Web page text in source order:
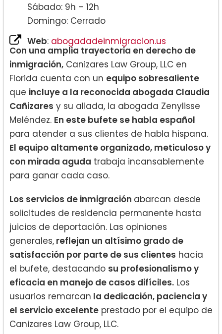
Sábado: 9h – 12h
Domingo: Cerrado
Web: abogadadeinmigracion.us
Con una amplia trayectoria en derecho de
inmigración, Canizares Law Group, LLC en
Florida cuenta con un equipo sobresaliente
que incluye a la reconocida abogada Claudia
Cañizares y su aliada, la abogada Zenylisse
Meléndez. En este bufete se habla español
para atender a sus clientes de habla hispana.
El equipo altamente organizado, meticuloso y
con mirada aguda trabaja incansablemente
para ganar cada caso.
Los servicios de inmigración abarcan desde
solicitudes de residencia permanente hasta
juicios de deportación. Las opiniones
generales, reflejan un altísimo grado de
satisfacción por parte de sus clientes hacia
el bufete, destacando su profesionalismo y
eficacia en manejo de casos difíciles. Los
usuarios remarcan la dedicación, paciencia y
el servicio excelente prestado por el equipo de
Canizares Law Group, LLC.